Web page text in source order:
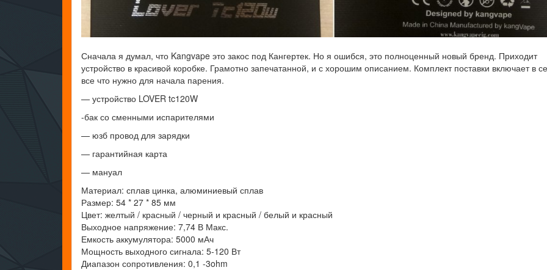
Сначала я думал, что Kangvape это закос под Кангертек. Но я ошибся, это полноценный новый бренд. Приходит
устройство в красивой коробке. Грамотно запечатанной, и с хорошим описанием. Комплект поставки включает в
все что нужно для начала парения.
— устройство LOVER tc120W
-бак со сменными испарителями
— юзб провод для зарядки
— гарантийная карта
— мануал
Материал: сплав цинка, алюминиевый сплав
Размер: 54 * 27 * 85 мм
Цвет: желтый / красный / черный и красный / белый и красный
Выходное напряжение: 7,74 В Макс.
Емкость аккумулятора: 5000 мАч
Мощность выходного сигнала: 5-120 Вт
Диапазон сопротивления: 0,1 -3ohm